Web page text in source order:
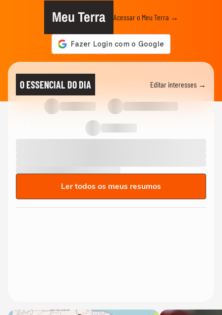
Meu Terra Acessar o Meu Terra →
O ESSENCIAL DO DIA Editar interesses →
Ler todos os meus resumos